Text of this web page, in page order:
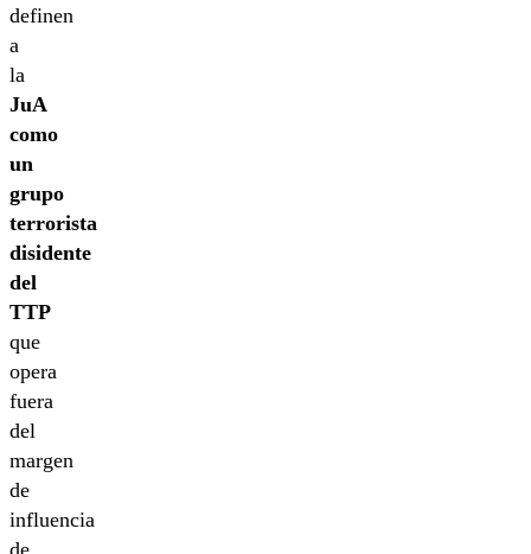
definen
a
la
JuA
como
un
grupo
terrorista
disidente
del
TTP
que
opera
fuera
del
margen
de
influencia